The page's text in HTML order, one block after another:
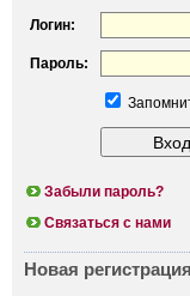
Логин:
Пароль:
Забыли пароль?
Связаться с нами
Новая регистрация